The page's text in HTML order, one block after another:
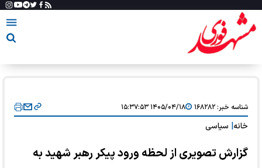
شناسه خبر:۱۶۸۲۸۲ ۱۴۰۵/۰۴/۱۸ ۱۵:۳۷:۵۳
خانه سیاسی
گزارش تصویری از لحظه ورود پیکر رهبر شهید به